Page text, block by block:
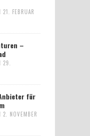
21. FEBRUAR
–
29.
für
2. NOVEMBER